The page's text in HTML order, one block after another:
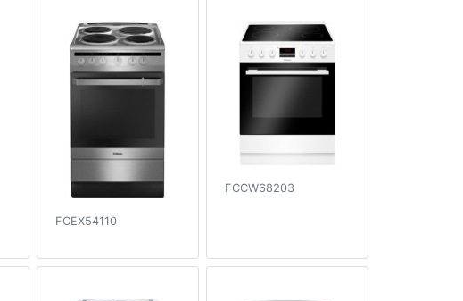
FCEX54110
FCCW68203